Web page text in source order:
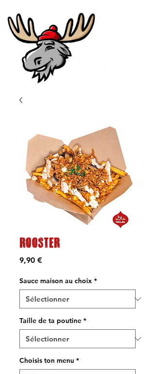
ROOSTER
9,90 €Prix
Sauce maison au choix *
Taille de ta poutine *
Choisis ton menu *